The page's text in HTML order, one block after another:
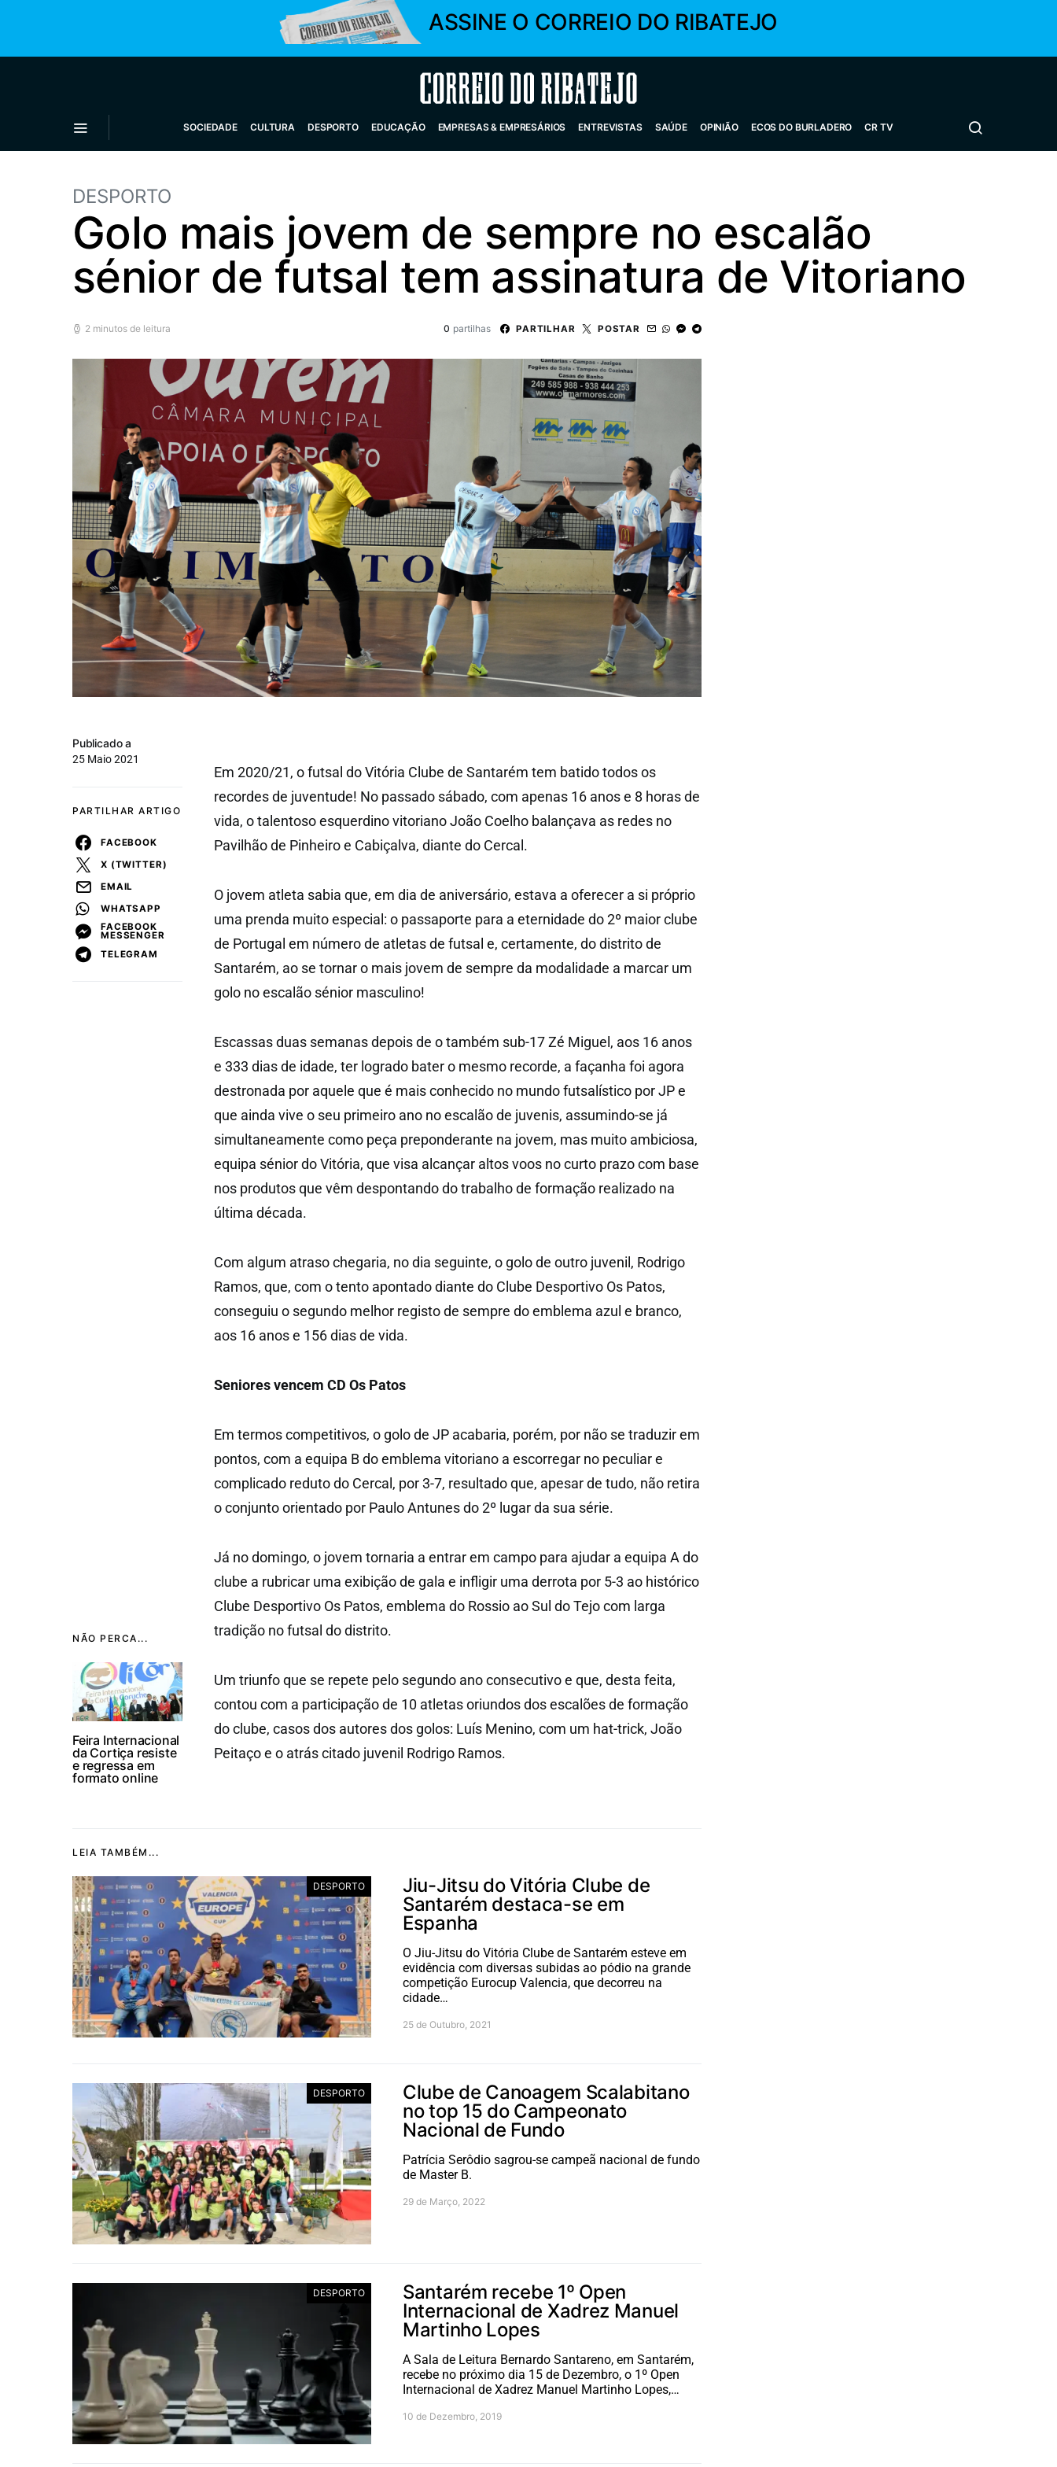
ASSINE O CORREIO DO RIBATEJO
Correio do Ribatejo
SOCIEDADE CULTURA DESPORTO EDUCAÇÃO EMPRESAS & EMPRESÁRIOS ENTREVISTAS SAÚDE OPINIÃO ECOS DO BURLADERO CR TV
DESPORTO
Golo mais jovem de sempre no escalão
sénior de futsal tem assinatura de Vitoriano
2 minutos de leitura 0 partilhas PARTILHAR POSTAR
NÃO PERCA...
Feira Internacional
da Cortiça resiste
e regressa em
formato online
Publicado a
25 Maio 2021
PARTILHAR ARTIGO
FACEBOOK
X (TWITTER)
EMAIL
WHATSAPP
FACEBOOK
MESSENGER
TELEGRAM
Em 2020/21, o futsal do Vitória Clube de Santarém tem batido todos os
recordes de juventude! No passado sábado, com apenas 16 anos e 8 horas de
vida, o talentoso esquerdino vitoriano João Coelho balançava as redes no
Pavilhão de Pinheiro e Cabiçalva, diante do Cercal.
O jovem atleta sabia que, em dia de aniversário, estava a oferecer a si próprio
uma prenda muito especial: o passaporte para a eternidade do 2º maior clube
de Portugal em número de atletas de futsal e, certamente, do distrito de
Santarém, ao se tornar o mais jovem de sempre da modalidade a marcar um
golo no escalão sénior masculino!
Escassas duas semanas depois de o também sub-17 Zé Miguel, aos 16 anos
e 333 dias de idade, ter logrado bater o mesmo recorde, a façanha foi agora
destronada por aquele que é mais conhecido no mundo futsalístico por JP e
que ainda vive o seu primeiro ano no escalão de juvenis, assumindo-se já
simultaneamente como peça preponderante na jovem, mas muito ambiciosa,
equipa sénior do Vitória, que visa alcançar altos voos no curto prazo com base
nos produtos que vêm despontando do trabalho de formação realizado na
última década.
Com algum atraso chegaria, no dia seguinte, o golo de outro juvenil, Rodrigo
Ramos, que, com o tento apontado diante do Clube Desportivo Os Patos,
conseguiu o segundo melhor registo de sempre do emblema azul e branco,
aos 16 anos e 156 dias de vida.
Seniores vencem CD Os Patos
Em termos competitivos, o golo de JP acabaria, porém, por não se traduzir em
pontos, com a equipa B do emblema vitoriano a escorregar no peculiar e
complicado reduto do Cercal, por 3-7, resultado que, apesar de tudo, não retira
o conjunto orientado por Paulo Antunes do 2º lugar da sua série.
Já no domingo, o jovem tornaria a entrar em campo para ajudar a equipa A do
clube a rubricar uma exibição de gala e infligir uma derrota por 5-3 ao histórico
Clube Desportivo Os Patos, emblema do Rossio ao Sul do Tejo com larga
tradição no futsal do distrito.
Um triunfo que se repete pelo segundo ano consecutivo e que, desta feita,
contou com a participação de 10 atletas oriundos dos escalões de formação
do clube, casos dos autores dos golos: Luís Menino, com um hat-trick, João
Peitaço e o atrás citado juvenil Rodrigo Ramos.
LEIA TAMBÉM...
DESPORTO
Jiu-Jitsu do Vitória Clube de
Santarém destaca-se em
Espanha
O Jiu-Jitsu do Vitória Clube de Santarém esteve em
evidência com diversas subidas ao pódio na grande
competição Eurocup Valencia, que decorreu na
cidade…
25 de Outubro, 2021
DESPORTO
Clube de Canoagem Scalabitano
no top 15 do Campeonato
Nacional de Fundo
Patrícia Serôdio sagrou-se campeã nacional de fundo
de Master B.
29 de Março, 2022
DESPORTO
Santarém recebe 1º Open
Internacional de Xadrez Manuel
Martinho Lopes
A Sala de Leitura Bernardo Santareno, em Santarém,
recebe no próximo dia 15 de Dezembro, o 1º Open
Internacional de Xadrez Manuel Martinho Lopes,…
10 de Dezembro, 2019